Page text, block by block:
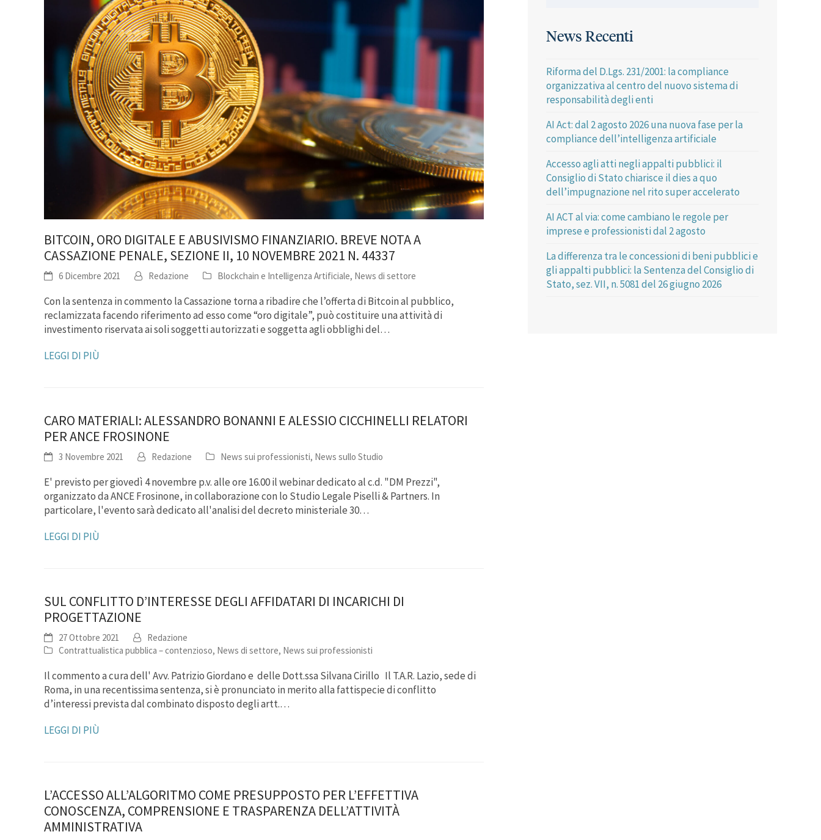
BITCOIN, ORO DIGITALE E ABUSIVISMO FINANZIARIO. BREVE NOTA A
CASSAZIONE PENALE, SEZIONE II, 10 NOVEMBRE 2021 N. 44337
6 Dicembre 2021 Redazione Blockchain e Intelligenza Artificiale, News di settore
Con la sentenza in commento la Cassazione torna a ribadire che l’offerta di Bitcoin al pubblico,
reclamizzata facendo riferimento ad esso come “oro digitale”, può costituire una attività di
investimento riservata ai soli soggetti autorizzati e soggetta agli obblighi del…
LEGGI DI PIÙ
CARO MATERIALI: ALESSANDRO BONANNI E ALESSIO CICCHINELLI RELATORI
PER ANCE FROSINONE
3 Novembre 2021 Redazione News sui professionisti, News sullo Studio
E' previsto per giovedì 4 novembre p.v. alle ore 16.00 il webinar dedicato al c.d. "DM Prezzi",
organizzato da ANCE Frosinone, in collaborazione con lo Studio Legale Piselli & Partners. In
particolare, l'evento sarà dedicato all'analisi del decreto ministeriale 30…
LEGGI DI PIÙ
SUL CONFLITTO D’INTERESSE DEGLI AFFIDATARI DI INCARICHI DI
PROGETTAZIONE
27 Ottobre 2021
Redazione
Contrattualistica pubblica – contenzioso, News di settore, News sui professionisti
Il commento a cura dell' Avv. Patrizio Giordano e delle Dott.ssa Silvana Cirillo Il T.A.R. Lazio, sede di
Roma, in una recentissima sentenza, si è pronunciato in merito alla fattispecie di conflitto
d’interessi prevista dal combinato disposto degli artt.…
LEGGI DI PIÙ
L’ACCESSO ALL’ALGORITMO COME PRESUPPOSTO PER L’EFFETTIVA
CONOSCENZA, COMPRENSIONE E TRASPARENZA DELL’ATTIVITÀ
AMMINISTRATIVA
News Recenti
Riforma del D.Lgs. 231/2001: la compliance
organizzativa al centro del nuovo sistema di
responsabilità degli enti
AI Act: dal 2 agosto 2026 una nuova fase per la
compliance dell’intelligenza artificiale
Accesso agli atti negli appalti pubblici: il
Consiglio di Stato chiarisce il dies a quo
dell’impugnazione nel rito super accelerato
AI ACT al via: come cambiano le regole per
imprese e professionisti dal 2 agosto
La differenza tra le concessioni di beni pubblici e
gli appalti pubblici: la Sentenza del Consiglio di
Stato, sez. VII, n. 5081 del 26 giugno 2026